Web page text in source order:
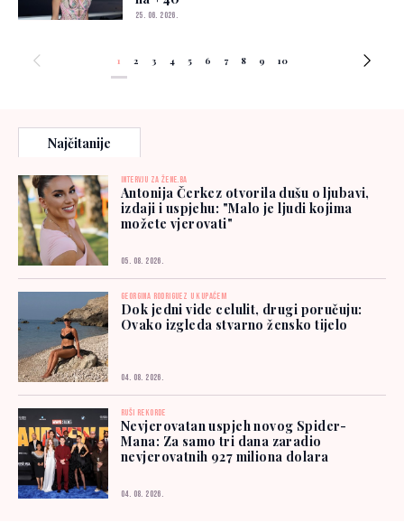
25. 06. 2026.
1 2 3 4 5 6 7 8 9 10
Najčitanije
INTERVJU ZA ŽENE.BA
Antonija Čerkez otvorila dušu o ljubavi,
izdaji i uspjehu: "Malo je ljudi kojima
možete vjerovati"
05. 08. 2026.
GEORGINA RODRIGUEZ U KUPAĆEM
Dok jedni vide celulit, drugi poručuju:
Ovako izgleda stvarno žensko tijelo
04. 08. 2026.
RUŠI REKORDE
Nevjerovatan uspjeh novog Spider-
Mana: Za samo tri dana zaradio
nevjerovatnih 927 miliona dolara
04. 08. 2026.